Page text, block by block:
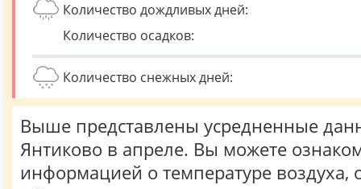
Количество дождливых дней:
Количество осадков:
Количество снежных дней:
Выше представлены усредненные
Янтиково в апреле. Вы можете
информацией о температуре воздуха,